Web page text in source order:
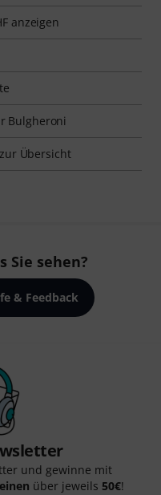
anzeigen
Bulgheroni
Übersicht
Sie sehen?
& Feedback
und gewinne mit
über jeweils 50€!